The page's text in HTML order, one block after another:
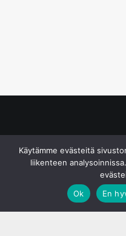
Käytämme evästeitä
liikenteen
Ok
En